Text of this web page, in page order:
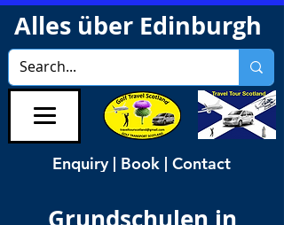
Alles über Edinburgh
Enquiry | Book | Contact